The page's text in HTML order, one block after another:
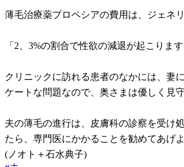
薄毛治療薬プロペシアの費用は、ジェネ
「2、3%の割合で性欲の減退が起こりま
クリニックに訪れる患者のなかには、妻
ケートな問題なので、奥さまは優しく見
夫の薄毛の進行は、皮膚科の診察を受け
たら、専門医にかかることを勧めてあげよ
(ノオト＋石水典子)